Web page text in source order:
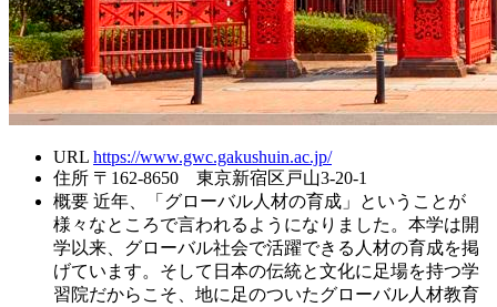
URL https://www.gwc.gakushuin.ac.jp/
住所 〒162-8650 東京新宿区戸山3-20-1
概要 近年、「グローバル人材の育成」ということが
様々なところで言われるようになりました。本学は開
学以来、グローバル社会で活躍できる人材の育成を掲
げています。そして日本の伝統と文化に足場を持つ学
習院だからこそ、地に足のついたグローバル人材教育